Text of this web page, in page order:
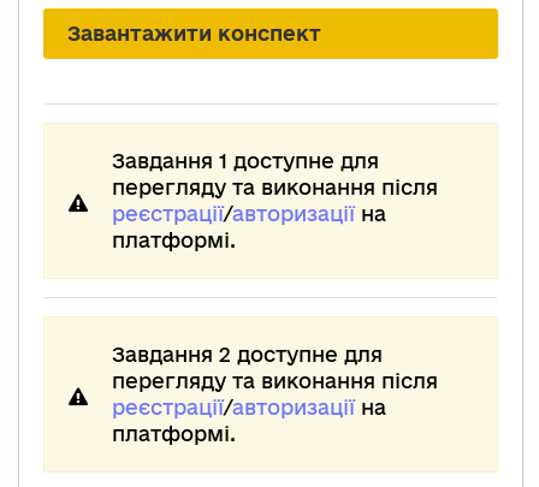
Завантажити конспект
Завдання 1 доступне для
перегляду та виконання після
реєстрації/авторизаціїна
платформі.
Завдання 2 доступне для
перегляду та виконання після
реєстрації/авторизаціїна
платформі.